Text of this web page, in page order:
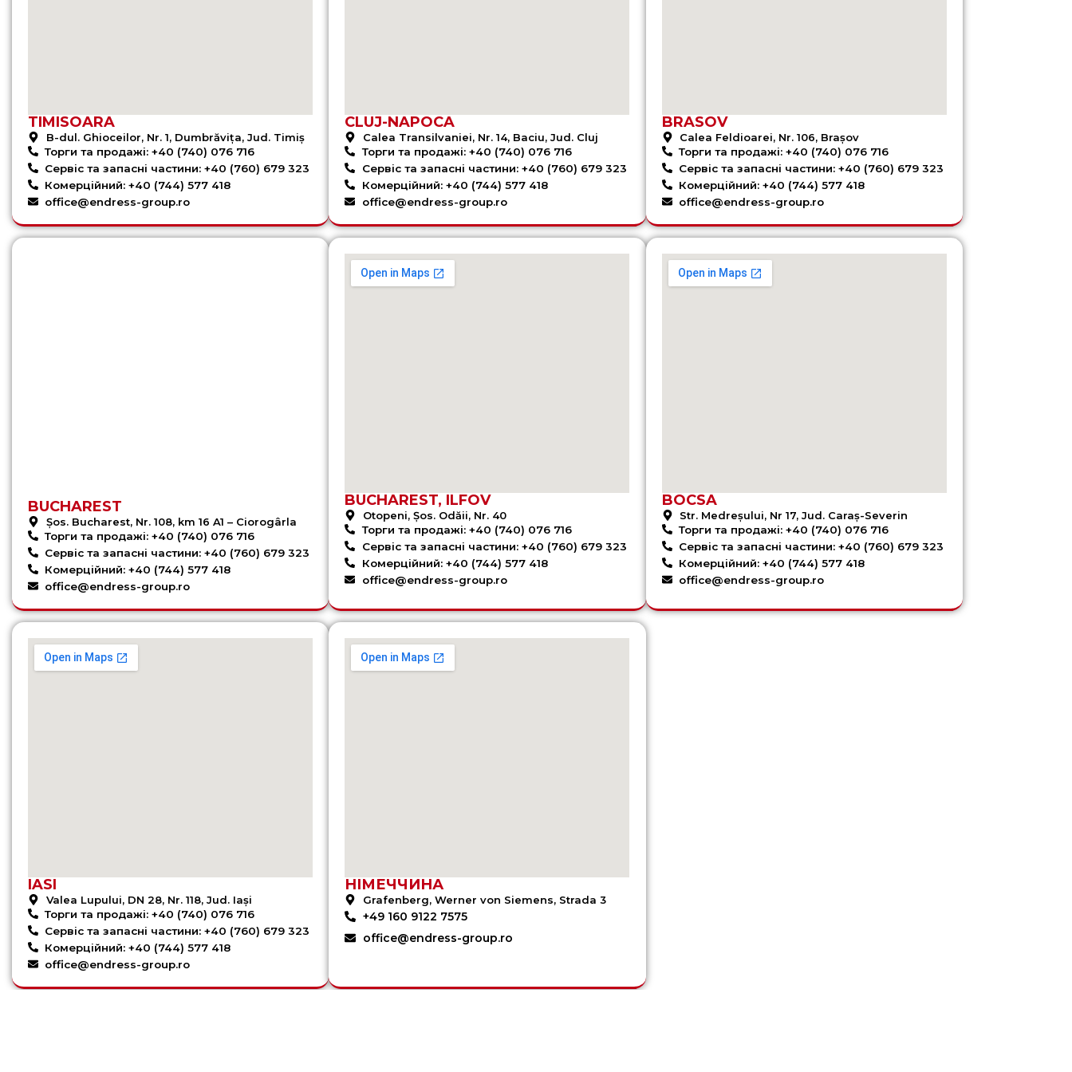
TIMISOARA
B-dul. Ghioceilor, Nr. 1, Dumbrăvița, Jud. Timiș
Торги та продажі: +40 (740) 076 716
Сервіс та запасні частини: +40 (760) 679 323
Комерційний: +40 (744) 577 418
office@endress-group.ro
CLUJ-NAPOCA
Calea Transilvaniei, Nr. 14, Baciu, Jud. Cluj
Торги та продажі: +40 (740) 076 716
Сервіс та запасні частини: +40 (760) 679 323
Комерційний: +40 (744) 577 418
office@endress-group.ro
BRASOV
Calea Feldioarei, Nr. 106, Brașov
Торги та продажі: +40 (740) 076 716
Сервіс та запасні частини: +40 (760) 679 323
Комерційний: +40 (744) 577 418
office@endress-group.ro
BUCHAREST
Șos. Bucharest, Nr. 108, km 16 A1 – Ciorogârla
Торги та продажі: +40 (740) 076 716
Сервіс та запасні частини: +40 (760) 679 323
Комерційний: +40 (744) 577 418
office@endress-group.ro
BUCHAREST, ILFOV
Otopeni, Șos. Odăii, Nr. 40
Торги та продажі: +40 (740) 076 716
Сервіс та запасні частини: +40 (760) 679 323
Комерційний: +40 (744) 577 418
office@endress-group.ro
BOCSA
Str. Medreșului, Nr 17, Jud. Caraș-Severin
Торги та продажі: +40 (740) 076 716
Сервіс та запасні частини: +40 (760) 679 323
Комерційний: +40 (744) 577 418
office@endress-group.ro
IASI
Valea Lupului, DN 28, Nr. 118, Jud. Iași
Торги та продажі: +40 (740) 076 716
Сервіс та запасні частини: +40 (760) 679 323
Комерційний: +40 (744) 577 418
office@endress-group.ro
НІМЕЧЧИНА
Grafenberg, Werner von Siemens, Strada 3
+49 160 9122 7575
office@endress-group.ro